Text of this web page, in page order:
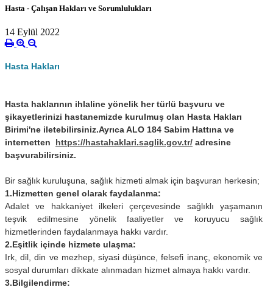
Hasta - Çalışan Hakları ve Sorumlulukları
14 Eylül 2022
Hasta Hakları
Hasta haklarının ihlaline yönelik her türlü başvuru ve
şikayetlerinizi hastanemizde kurulmuş olan Hasta Hakları
Birimi'ne iletebilirsiniz.Ayrıca ALO 184 Sabim Hattına ve
internetten
https://hastahaklari.saglik.gov.tr/ adresine
başvurabilirsiniz.
Bir sağlık kuruluşuna, sağlık hizmeti almak için başvuran herkesin;
1.Hizmetten genel olarak faydalanma:
Adalet ve hakkaniyet ilkeleri çerçevesinde sağlıklı yaşamanın
teşvik edilmesine yönelik faaliyetler ve koruyucu sağlık
hizmetlerinden faydalanmaya hakkı vardır.
2.Eşitlik içinde hizmete ulaşma:
Irk, dil, din ve mezhep, siyasi düşünce, felsefi inanç, ekonomik ve
sosyal durumları dikkate alınmadan hizmet almaya hakkı vardır.
3.Bilgilendirme: